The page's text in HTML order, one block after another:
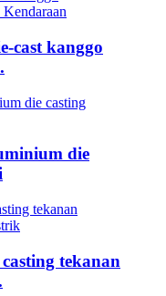
cast kanggo
die
tekanan